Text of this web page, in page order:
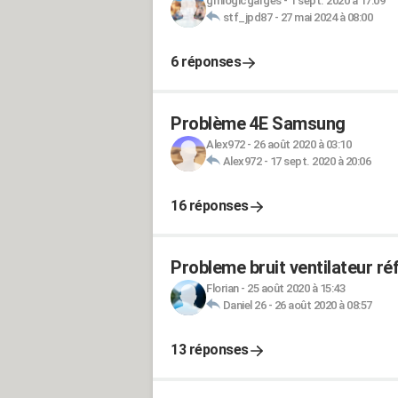
stf_jpd87- 27 mai 2024 à 08:00
6 réponses
Problème 4E Samsung
Alex972- 26 août 2020 à 03:10
Alex972- 17 sept. 2020 à 20:06
16 réponses
Probleme bruit ventilateur
Florian- 25 août 2020 à 15:43
Daniel 26- 26 août 2020 à 08:57
13 réponses